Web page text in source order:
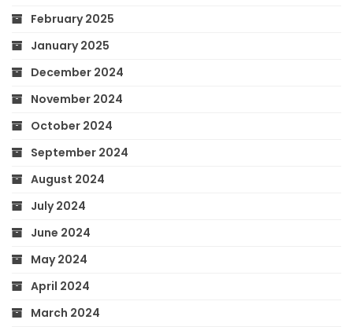
February 2025
January 2025
December 2024
November 2024
October 2024
September 2024
August 2024
July 2024
June 2024
May 2024
April 2024
March 2024